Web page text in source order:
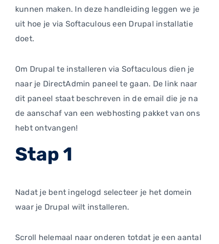
kunnen maken. In deze handleiding leggen we je
uit hoe je via Softaculous een Drupal installatie
doet.
Om Drupal te installeren via Softaculous dien je
naar je DirectAdmin paneel te gaan. De link naar
dit paneel staat beschreven in de email die je na
de aanschaf van een webhosting pakket van ons
hebt ontvangen!
Stap 1
Nadat je bent ingelogd selecteer je het domein
waar je Drupal wilt installeren.
Scroll helemaal naar onderen totdat je een aantal